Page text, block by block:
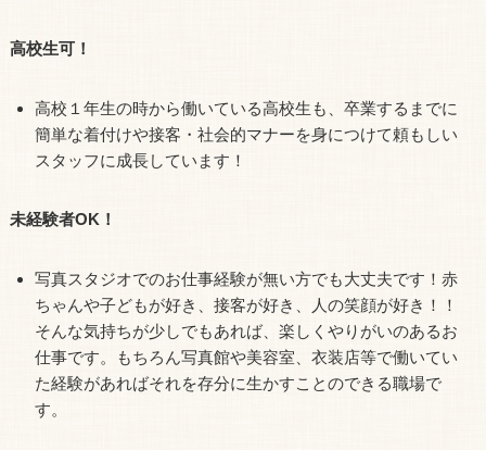
高校生可！
高校１年生の時から働いている高校生も、卒業するまでに
簡単な着付けや接客・社会的マナーを身につけて頼もしい
スタッフに成長しています！
未経験者OK！
写真スタジオでのお仕事経験が無い方でも大丈夫です！赤
ちゃんや子どもが好き、接客が好き、人の笑顔が好き！！
そんな気持ちが少しでもあれば、楽しくやりがいのあるお
仕事です。もちろん写真館や美容室、衣装店等で働いてい
た経験があればそれを存分に生かすことのできる職場で
す。